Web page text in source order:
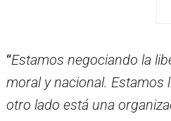
“Estamos negociando la
moral y nacional. Estamos
otro lado está una